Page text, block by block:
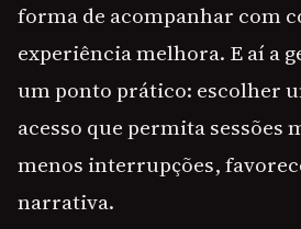
forma de acompanhar com
experiência melhora. E aí a
um ponto prático: escolher
acesso que permita sessões
menos interrupções,
narrativa.